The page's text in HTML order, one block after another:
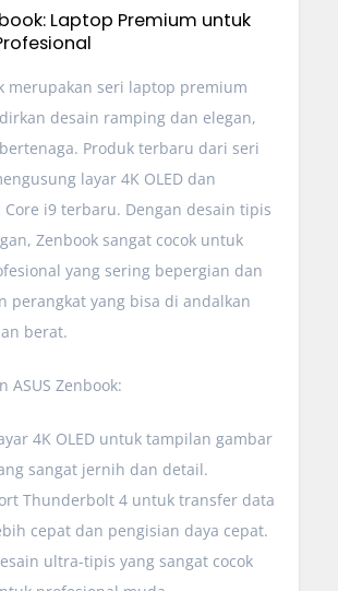
Laptop Premium untuk
merupakan seri laptop premium
desain ramping dan elegan,
Produk terbaru dari seri
layar 4K OLED dan
i9 terbaru. Dengan desain tipis
Zenbook sangat cocok untuk
yang sering bepergian dan
perangkat yang bisa di andalkan
berat.
ASUS Zenbook:
4K OLED untuk tampilan gambar
sangat jernih dan detail.
Thunderbolt 4 untuk transfer data
cepat dan pengisian daya cepat.
ultra-tipis yang sangat cocok